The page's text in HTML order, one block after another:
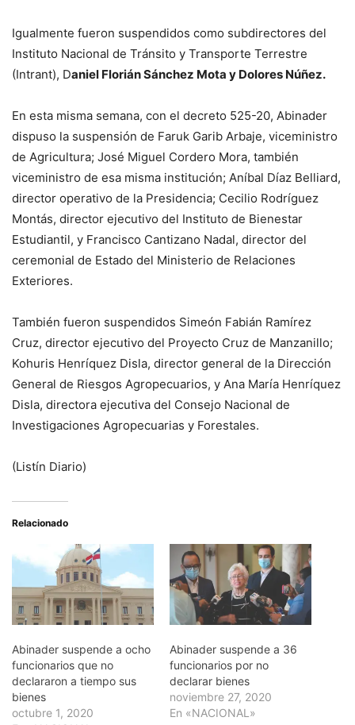
Igualmente fueron suspendidos como subdirectores del
Instituto Nacional de Tránsito y Transporte Terrestre
(Intrant), Daniel Florián Sánchez Mota y Dolores Núñez.
En esta misma semana, con el decreto 525-20, Abinader
dispuso la suspensión de Faruk Garib Arbaje, viceministro
de Agricultura; José Miguel Cordero Mora, también
viceministro de esa misma institución; Aníbal Díaz Belliard,
director operativo de la Presidencia; Cecilio Rodríguez
Montás, director ejecutivo del Instituto de Bienestar
Estudiantil, y Francisco Cantizano Nadal, director del
ceremonial de Estado del Ministerio de Relaciones
Exteriores.
También fueron suspendidos Simeón Fabián Ramírez
Cruz, director ejecutivo del Proyecto Cruz de Manzanillo;
Kohuris Henríquez Disla, director general de la Dirección
General de Riesgos Agropecuarios, y Ana María Henríquez
Disla, directora ejecutiva del Consejo Nacional de
Investigaciones Agropecuarias y Forestales.
(Listín Diario)
Relacionado
Abinader suspende a ocho
funcionarios que no
declararon a tiempo sus
bienes
octubre 1, 2020
Abinader suspende a 36
funcionarios por no
declarar bienes
noviembre 27, 2020
En «NACIONAL»